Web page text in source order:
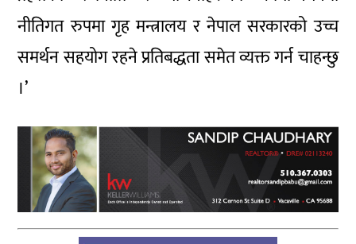
नीतिगत रुपमा गृह मन्त्रालय र नेपाल सरकारको उच्च
समर्थन सहयोग रहने प्रतिबद्धता समेत व्यक्त गर्न चाहन्छु
।’